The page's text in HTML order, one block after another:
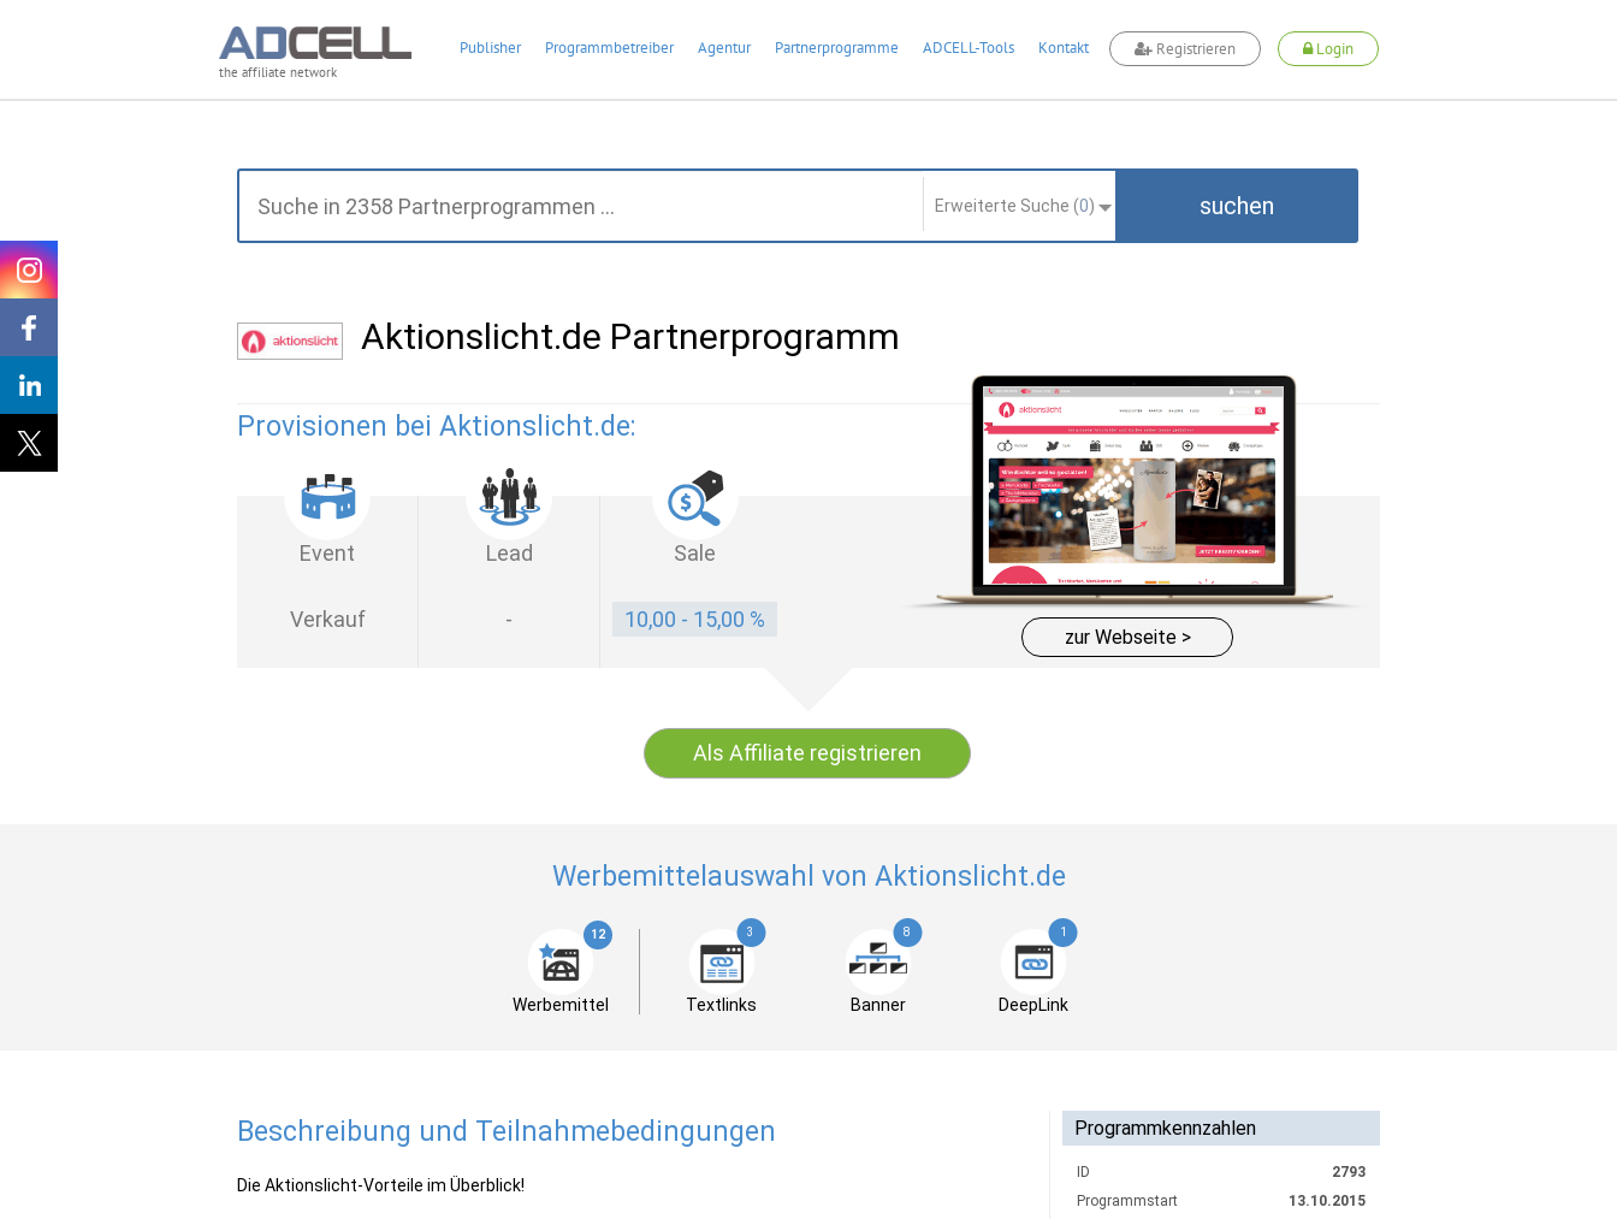
the affiliate network
Publisher Programmbetreiber Agentur Partnerprogramme ADCELL-Tools Kontakt Registrieren Login
Erweiterte Suche (0) suchen
Aktionslicht.de Partnerprogramm
Provisionen bei Aktionslicht.de:
Event Lead Sale
Verkauf - 10,00 - 15,00 %
zur Webseite >
Als Affiliate registrieren
Werbemittelauswahl von Aktionslicht.de
12
Werbemittel
3
Textlinks
8
Banner
1
DeepLink
Beschreibung und Teilnahmebedingungen
Die Aktionslicht-Vorteile im Überblick!
Programmkennzahlen
ID
2793
Programmstart
13.10.2015